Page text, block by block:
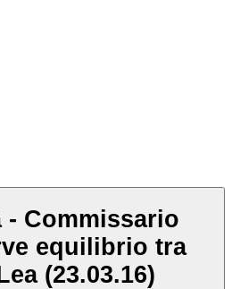
- Commissario
equilibrio tra
(23.03.16)